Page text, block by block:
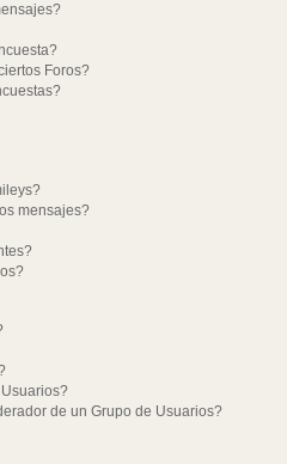
Foros?
mensajes?
de un Grupo de Usuarios?